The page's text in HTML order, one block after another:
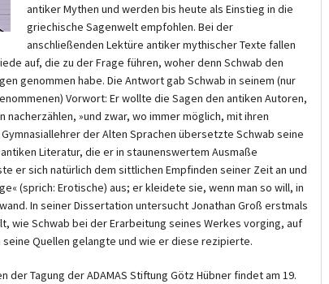
antiker Mythen und werden bis heute als Einstieg in die
griechische Sagenwelt empfohlen. Bei der
anschließenden Lektüre antiker mythischer Texte fallen
auf, die zu der Frage führen, woher denn Schwab den
genommen habe. Die Antwort gab Schwab in seinem (nur
Vorwort: Er wollte die Sagen den antiken Autoren,
nacherzählen, »und zwar, wo immer möglich, mit ihren
der Alten Sprachen übersetzte Schwab seine
Literatur, die er in staunenswertem Ausmaße
er sich natürlich dem sittlichen Empfinden seiner Zeit an und
(sprich: Erotische) aus; er kleidete sie, wenn man so will, in
In seiner Dissertation untersucht Jonathan Groß erstmals
wie Schwab bei der Erarbeitung seines Werkes vorging, auf
seine Quellen gelangte und wie er diese rezipierte.
der Tagung der ADAMAS Stiftung Götz Hübner findet am 19.